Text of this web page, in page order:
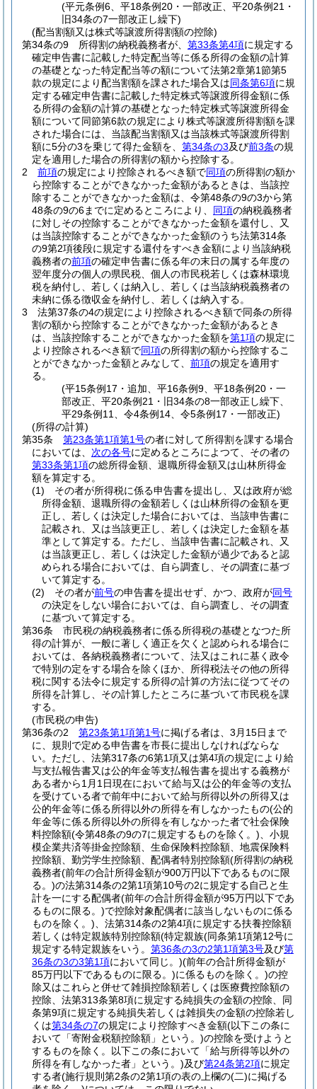
(平元条例6、平18条例20・一部改正、平20条例21・
旧34条の7一部改正し繰下)
(配当割額又は株式等譲渡所得割額の控除)
第34条の9
所得割の納税義務者が、 第33条第4項に規定する
確定申告書に記載した特定配当等に係る所得の金額の計算
の基礎となった特定配当等の額について法第2章第1節第5
款の規定により配当割額を課された場合又は同条第6項に規
定する確定申告書に記載した特定株式等譲渡所得金額に係
る所得の金額の計算の基礎となった特定株式等譲渡所得金
額について同節第6款の規定により株式等譲渡所得割額を課
された場合には、当該配当割額又は当該株式等譲渡所得割
額に5分の3を乗じて得た金額を、 第34条の3及び前3条の規
定を適用した場合の所得割の額から控除する。
2
前項の規定により控除されるべき額で同項の所得割の額か
ら控除することができなかった金額があるときは、当該控
除することができなかった金額は、令第48条の9の3から第
48条の9の6までに定めるところにより、 同項の納税義務者
に対しその控除することができなかった金額を還付し、又
は当該控除することができなかった金額のうち法第314条
の9第2項後段に規定する還付をすべき金額により当該納税
義務者の前項の確定申告書に係る年の末日の属する年度の
翌年度分の個人の県民税、個人の市民税若しくは森林環境
税を納付し、若しくは納入し、若しくは当該納税義務者の
未納に係る徴収金を納付し、若しくは納入する。
3
法第37条の4の規定により控除されるべき額で同条の所得
割の額から控除することができなかった金額があるとき
は、当該控除することができなかった金額を第1項の規定に
より控除されるべき額で同項の所得割の額から控除するこ
とができなかった金額とみなして、 前項の規定を適用す
る。
(平15条例17・追加、平16条例9、平18条例20・一
部改正、平20条例21・旧34条の8一部改正し繰下、
平29条例11、令4条例14、令5条例17・一部改正)
(所得の計算)
第35条
第23条第1項第1号の者に対して所得割を課する場合
においては、 次の各号に定めるところによつて、その者の
第33条第1項の総所得金額、退職所得金額又は山林所得金
額を算定する。
(1)
その者が所得税に係る申告書を提出し、又は政府が総
所得金額、退職所得の金額若しくは山林所得の金額を更
正し、若しくは決定した場合においては、当該申告書に
記載され、又は当該更正し、若しくは決定した金額を基
準として算定する。 ただし、当該申告書に記載され、又
は当該更正し、若しくは決定した金額が過少であると認
められる場合においては、自ら調査し、その調査に基づ
いて算定する。
(2)
その者が前号の申告書を提出せず、かつ、政府が同号
の決定をしない場合においては、自ら調査し、その調査
に基づいて算定する。
第36条
市民税の納税義務者に係る所得税の基礎となつた所
得の計算が、一般に著しく適正を欠くと認められる場合に
おいては、各納税義務者について、法又はこれに基く政令
で特別の定をする場合を除くほか、所得税法その他の所得
税に関する法令に規定する所得の計算の方法に従つてその
所得を計算し、その計算したところに基づいて市民税を課
する。
(市民税の申告)
第36条の2
第23条第1項第1号に掲げる者は、3月15日まで
に、規則で定める申告書を市長に提出しなければならな
い。 ただし、法第317条の6第1項又は第4項の規定により給
与支払報告書又は公的年金等支払報告書を提出する義務が
ある者から1月1日現在において給与又は公的年金等の支払
を受けている者で前年中において給与所得以外の所得又は
公的年金等に係る所得以外の所得を有しなかったもの(公的
年金等に係る所得以外の所得を有しなかった者で社会保険
料控除額(令第48条の9の7に規定するものを除く。) 、小規
模企業共済等掛金控除額、生命保険料控除額、地震保険料
控除額、勤労学生控除額、配偶者特別控除額(所得割の納税
義務者(前年の合計所得金額が900万円以下であるものに限
る。)の法第314条の2第1項第10号の2に規定する自己と生
計を一にする配偶者(前年の合計所得金額が95万円以下であ
るものに限る。)で控除対象配偶者に該当しないものに係る
ものを除く。) 、法第314条の2第4項に規定する扶養控除額
若しくは特定親族特別控除額(特定親族(同条第1項第12号に
規定する特定親族をいう。 第36条の3の2第1項第3号及び第
36条の3の3第1項において同じ。)(前年の合計所得金額が
85万円以下であるものに限る。)に係るものを除く。)の控
除又はこれらと併せて雑損控除額若しくは医療費控除額の
控除、法第313条第8項に規定する純損失の金額の控除、同
条第9項に規定する純損失若しくは雑損失の金額の控除若し
くは第34条の7の規定により控除すべき金額(以下この条に
おいて「寄附金税額控除額」という。)の控除を受けようと
するものを除く。以下この条において「給与所得等以外の
所得を有しなかった者」という。)及び第24条第2項に規定
する者(施行規則第2条の2第1項の表の上欄の(二)に掲げる